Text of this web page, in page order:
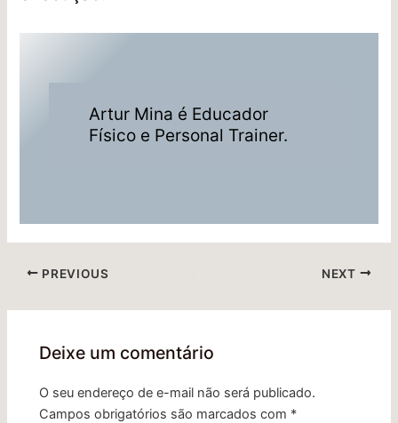
Artur Mina é Educador
Físico e Personal Trainer.
PREVIOUS NEXT
Deixe um comentário
O seu endereço de e-mail não será publicado.
Campos obrigatórios são marcados com *